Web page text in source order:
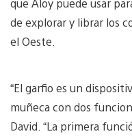
que Aloy puede usar
de explorar y librar los
el Oeste.
“El garfio es un
muñeca con dos
David. “La primera